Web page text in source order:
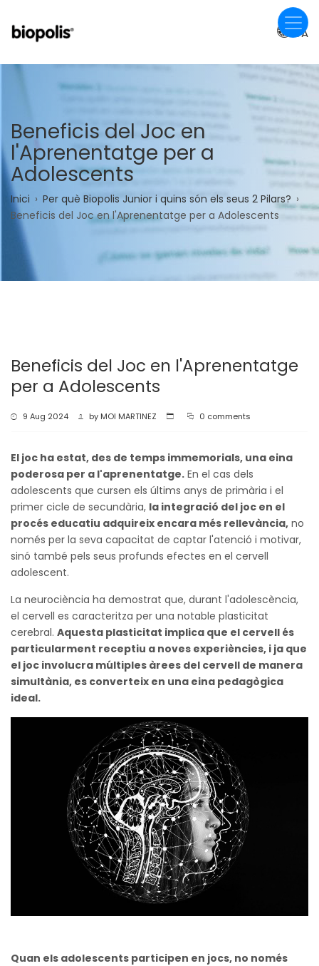
contingut
CA
Beneficis del Joc en
l'Aprenentatge per a
Adolescents
Fil
d'ariadna
Inici
Per què Biopolis Junior i quins són els seus 2 Pilars?
Beneficis del Joc en l'Aprenentatge per a Adolescents
Beneficis del Joc en l'Aprenentatge
per a Adolescents
9 Aug 2024 by MOI MARTINEZ 0 comments
El joc ha estat, des de temps immemorials, una eina
poderosa per a l'aprenentatge. En el cas dels
adolescents que cursen els últims anys de primària i el
primer cicle de secundària, la integració del joc en el
procés educatiu adquireix encara més rellevància, no
només per la seva capacitat de captar l'atenció i motivar,
sinó també pels seus profunds efectes en el cervell
adolescent.
La neurociència ha demostrat que, durant l'adolescència,
el cervell es caracteritza per una notable plasticitat
cerebral. Aquesta plasticitat implica que el cervell és
particularment receptiu a noves experiències, i ja que
el joc involucra múltiples àrees del cervell de manera
simultània, es converteix en una eina pedagògica
ideal.
Quan els adolescents participen en jocs, no només